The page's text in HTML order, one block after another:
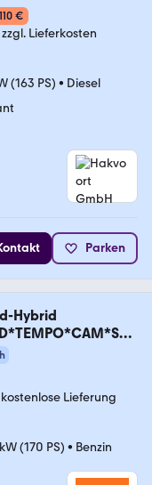
€
Lieferkosten
(163 PS) • Diesel
Parken
Hybrid
kostenlose Lieferung
(170 PS) • Benzin